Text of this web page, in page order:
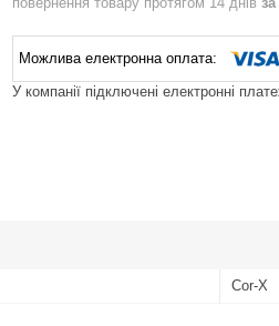
У компанії підключені електронні
Cor-X